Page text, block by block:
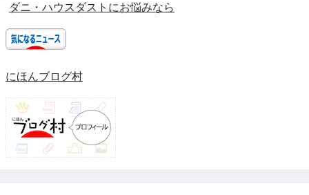
ダニ・ハウスダストにお悩みなら
にほんブログ村